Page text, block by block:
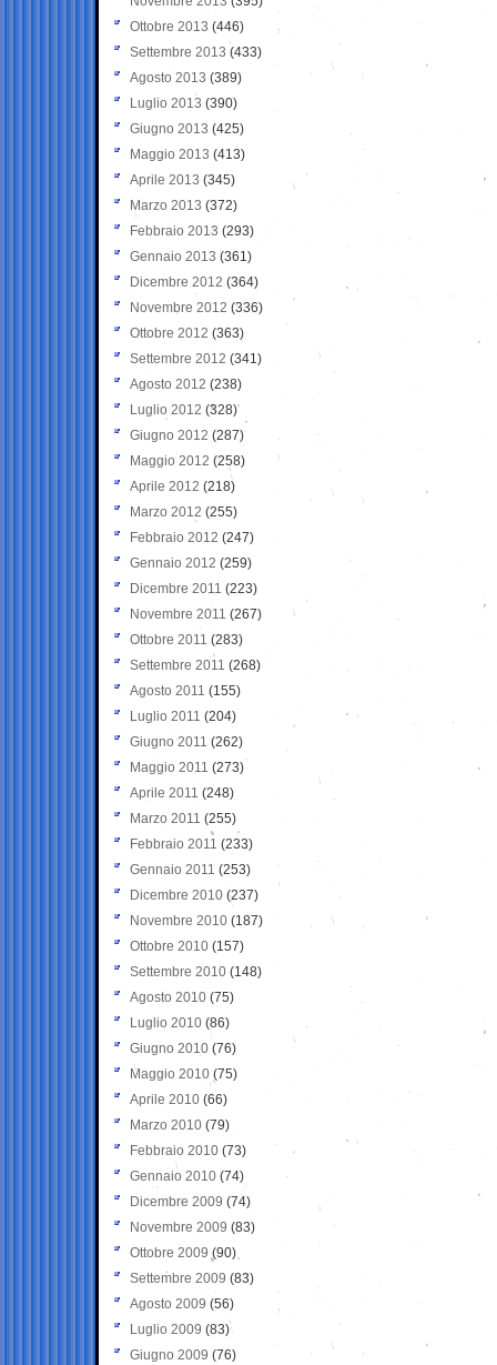
Ottobre 2013 (446)
Settembre 2013 (433)
Agosto 2013 (389)
Luglio 2013 (390)
Giugno 2013 (425)
Maggio 2013 (413)
Aprile 2013 (345)
Marzo 2013 (372)
Febbraio 2013 (293)
Gennaio 2013 (361)
Dicembre 2012 (364)
Novembre 2012 (336)
Ottobre 2012 (363)
Settembre 2012 (341)
Agosto 2012 (238)
Luglio 2012 (328)
Giugno 2012 (287)
Maggio 2012 (258)
Aprile 2012 (218)
Marzo 2012 (255)
Febbraio 2012 (247)
Gennaio 2012 (259)
Dicembre 2011 (223)
Novembre 2011 (267)
Ottobre 2011 (283)
Settembre 2011 (268)
Agosto 2011 (155)
Luglio 2011 (204)
Giugno 2011 (262)
Maggio 2011 (273)
Aprile 2011 (248)
Marzo 2011 (255)
Febbraio 2011 (233)
Gennaio 2011 (253)
Dicembre 2010 (237)
Novembre 2010 (187)
Ottobre 2010 (157)
Settembre 2010 (148)
Agosto 2010 (75)
Luglio 2010 (86)
Giugno 2010 (76)
Maggio 2010 (75)
Aprile 2010 (66)
Marzo 2010 (79)
Febbraio 2010 (73)
Gennaio 2010 (74)
Dicembre 2009 (74)
Novembre 2009 (83)
Ottobre 2009 (90)
Settembre 2009 (83)
Agosto 2009 (56)
Luglio 2009 (83)
Giugno 2009 (76)